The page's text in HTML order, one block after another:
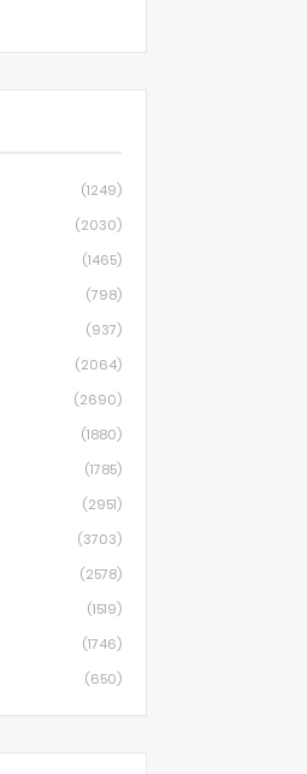
(1249)
(2030)
(1465)
(798)
(937)
(2064)
(2690)
(1880)
(1785)
(2951)
(3703)
(2578)
(1519)
(1746)
(650)